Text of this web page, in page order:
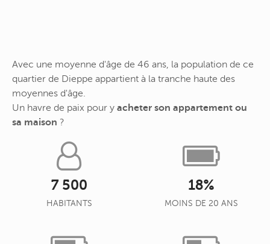
Avec une moyenne d'âge de 46 ans, la population de ce
quartier de Dieppe appartient à la tranche haute des
moyennes d'âge.
Un havre de paix pour y acheter son appartement ou
sa maison ?
7 500
HABITANTS
18%
MOINS DE 20 ANS